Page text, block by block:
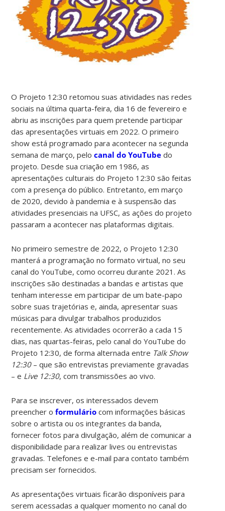
O Projeto 12:30 retomou suas atividades nas redes
sociais na última quarta-feira, dia 16 de fevereiro e
abriu as inscrições para quem pretende participar
das apresentações virtuais em 2022. O primeiro
show está programado para acontecer na segunda
semana de março, pelo canal do YouTube do
projeto. Desde sua criação em 1986, as
apresentações culturais do Projeto 12:30 são feitas
com a presença do público. Entretanto, em março
de 2020, devido à pandemia e à suspensão das
atividades presenciais na UFSC, as ações do projeto
passaram a acontecer nas plataformas digitais.
No primeiro semestre de 2022, o Projeto 12:30
manterá a programação no formato virtual, no seu
canal do YouTube, como ocorreu durante 2021. As
inscrições são destinadas a bandas e artistas que
tenham interesse em participar de um bate-papo
sobre suas trajetórias e, ainda, apresentar suas
músicas para divulgar trabalhos produzidos
recentemente. As atividades ocorrerão a cada 15
dias, nas quartas-feiras, pelo canal do YouTube do
Projeto 12:30, de forma alternada entre Talk Show
12:30– que são entrevistas previamente gravadas
– e Live 12:30, com transmissões ao vivo.
Para se inscrever, os interessados devem
preencher o formulário com informações básicas
sobre o artista ou os integrantes da banda,
fornecer fotos para divulgação, além de comunicar a
disponibilidade para realizar lives ou entrevistas
gravadas. Telefones e e-mail para contato também
precisam ser fornecidos.
As apresentações virtuais ficarão disponíveis para
serem acessadas a qualquer momento no canal do